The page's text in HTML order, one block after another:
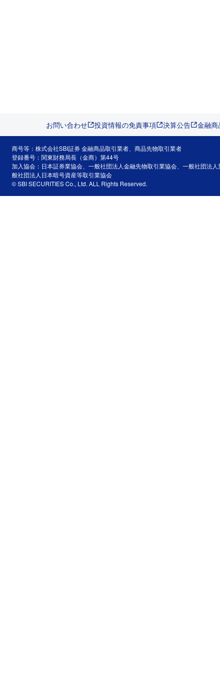
お問い合わせ 投資情報の免責事項 決算公告 金融
商号等：株式会社SBI証券 金融商品取引業者、商品先物取引業者
登録番号：関東財務局長（金商）第44号
加入協会：日本証券業協会、一般社団法人金融先物取引業協会、一般社団法
般社団法人日本暗号資産等取引業協会
© SBI SECURITIES Co., Ltd. ALL Rights Reserved.